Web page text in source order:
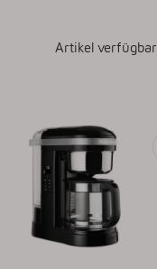
Artikel verfügbar